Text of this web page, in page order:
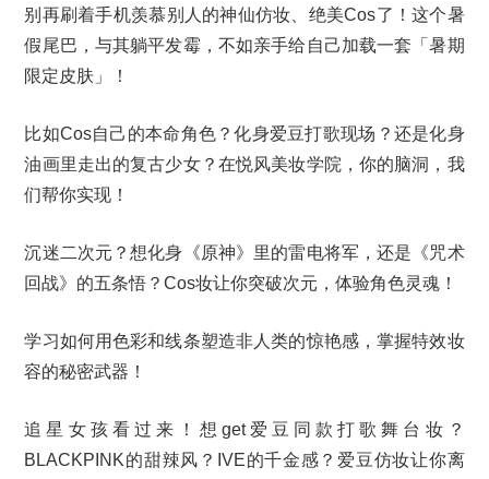
别再刷着手机羡慕别人的神仙仿妆、绝美Cos了！这个暑
假尾巴，与其躺平发霉，不如亲手给自己加载一套「暑期
限定皮肤」！
比如Cos自己的本命角色？化身爱豆打歌现场？还是化身
油画里走出的复古少女？在悦风美妆学院，你的脑洞，我
们帮你实现！
沉迷二次元？想化身《原神》里的雷电将军，还是《咒术
回战》的五条悟？Cos妆让你突破次元，体验角色灵魂！
学习如何用色彩和线条塑造非人类的惊艳感，掌握特效妆
容的秘密武器！
追星女孩看过来！想get爱豆同款打歌舞台妆？
BLACKPINK的甜辣风？IVE的千金感？爱豆仿妆让你离